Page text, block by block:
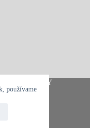
používame
PRIVACY